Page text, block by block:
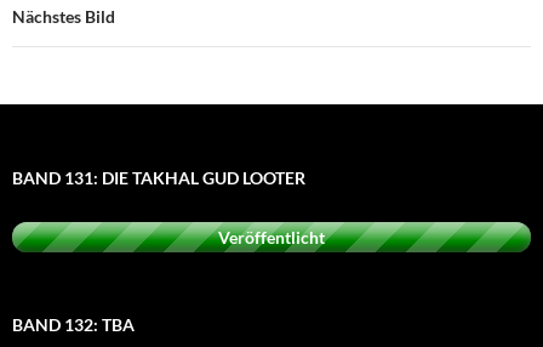
Nächstes Bild
BAND 131: DIE TAKHAL GUD LOOTER
Veröffentlicht
BAND 132: TBA